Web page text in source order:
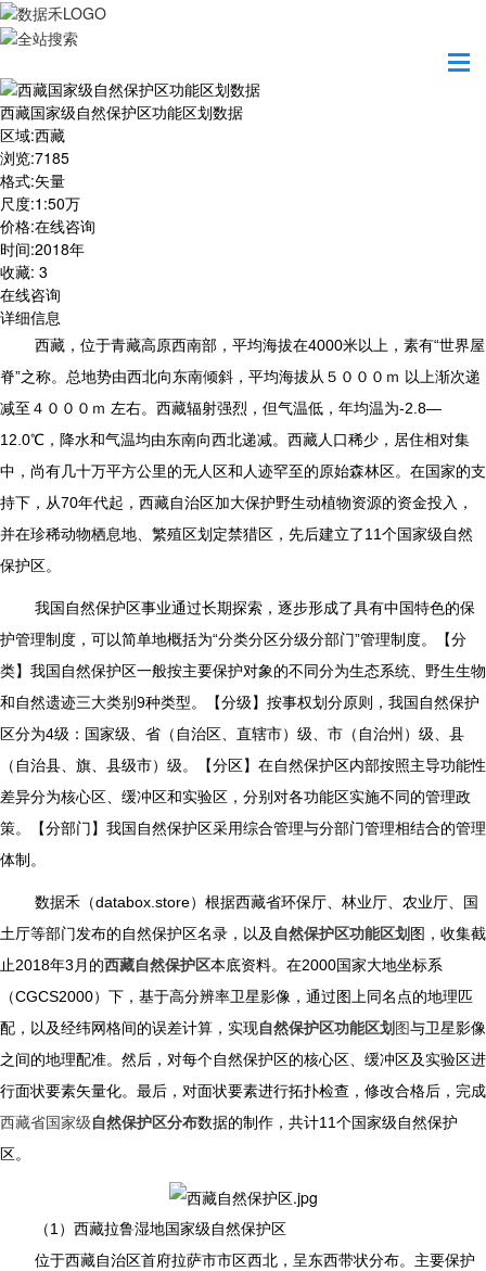
西藏国家级自然保护区功能区划数据
区域:西藏
浏览:7185
格式:矢量
尺度:1:50万
价格:在线咨询
时间:2018年
收藏: 3
在线咨询
详细信息
西藏，位于青藏高原西南部，平均海拔在4000米以上，素有“世界屋
脊”之称。总地势由西北向东南倾斜，平均海拔从５０００ｍ 以上渐次递
减至４０００ｍ 左右。西藏辐射强烈，但气温低，年均温为-2.8—
12.0℃，降水和气温均由东南向西北递减。西藏人口稀少，居住相对集
中，尚有几十万平方公里的无人区和人迹罕至的原始森林区。在国家的支
持下，从70年代起，西藏自治区加大保护野生动植物资源的资金投入，
并在珍稀动物栖息地、繁殖区划定禁猎区，先后建立了11个国家级自然
保护区。
我国自然保护区事业通过长期探索，逐步形成了具有中国特色的保
护管理制度，可以简单地概括为“分类分区分级分部门”管理制度。【分
类】我国自然保护区一般按主要保护对象的不同分为生态系统、野生生物
和自然遗迹三大类别9种类型。【分级】按事权划分原则，我国自然保护
区分为4级：国家级、省（自治区、直辖市）级、市（自治州）级、县
（自治县、旗、县级市）级。【分区】在自然保护区内部按照主导功能性
差异分为核心区、缓冲区和实验区，分别对各功能区实施不同的管理政
策。【分部门】我国自然保护区采用综合管理与分部门管理相结合的管理
体制。
数据禾（databox.store）根据西藏省环保厅、林业厅、农业厅、国
土厅等部门发布的自然保护区名录，以及 自然保护区功能区划 图，收集截
止2018年3月的西藏自然保护区本底资料。在2000国家大地坐标系
（CGCS2000）下，基于高分辨率卫星影像，通过图上同名点的地理匹
配，以及经纬网格间的误差计算，实现自然保护区功能区划 图与卫星影像
之间的地理配准。然后，对每个自然保护区的核心区、缓冲区及实验区进
行面状要素矢量化。最后，对面状要素进行拓扑检查，修改合格后，完成
西藏省国家级自然保护区分布数据的制作，共计11个国家级自然保护
区。
（1）西藏拉鲁湿地国家级自然保护区
位于西藏自治区首府拉萨市市区西北，呈东西带状分布。主要保护